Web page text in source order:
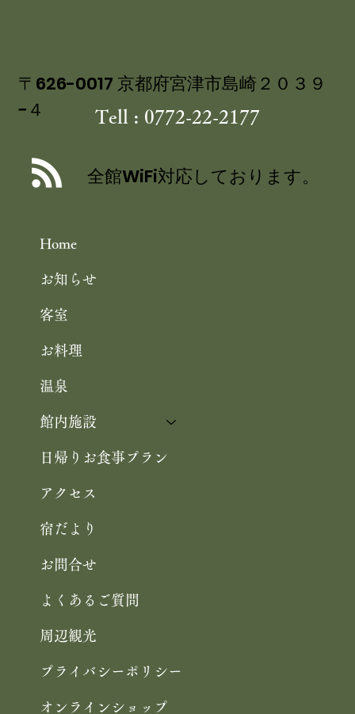
Home
お知らせ
客室
お料理
温泉
館内施設
日帰りお食事プラン
アクセス
宿だより
お問合せ
よくあるご質問
周辺観光
プライバシーポリシー
オンラインショップ
〒626-0017 京都府宮津市島崎２０３９
−４
Tell : 0772-22-2177
全館WiFi対応しております。